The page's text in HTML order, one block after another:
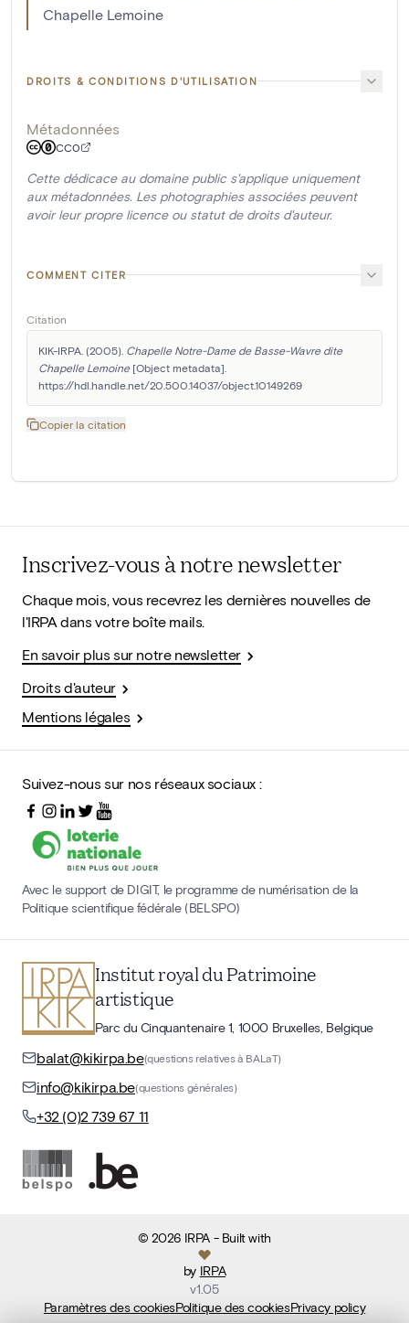
Chapelle Lemoine
DROITS & CONDITIONS D'UTILISATION
Métadonnées
CC0
Cette dédicace au domaine public s'applique uniquement
aux métadonnées. Les photographies associées peuvent
avoir leur propre licence ou statut de droits d'auteur.
COMMENT CITER
Citation
KIK-IRPA. (2005). Chapelle Notre-Dame de Basse-Wavre dite
Chapelle Lemoine [Object metadata].
https://hdl.handle.net/20.500.14037/object.10149269
Copier la citation
Inscrivez-vous à notre newsletter
Chaque mois, vous recevrez les dernières nouvelles de
l'IRPA dans votre boîte mails.
En savoir plus sur notre newsletter
Droits d'auteur
Mentions légales
Suivez-nous sur nos réseaux sociaux :
Avec le support de DIGIT, le programme de numérisation de la
Politique scientifique fédérale (BELSPO)
Institut royal du Patrimoine
artistique
Parc du Cinquantenaire 1, 1000 Bruxelles, Belgique
balat@kikirpa.be(questions relatives à BALaT)
info@kikirpa.be(questions générales)
+32 (0)2 739 67 11
©2026 IRPA- Built with
by IRPA
v1.05
Paramètres des cookiesPolitique des cookiesPrivacy policy